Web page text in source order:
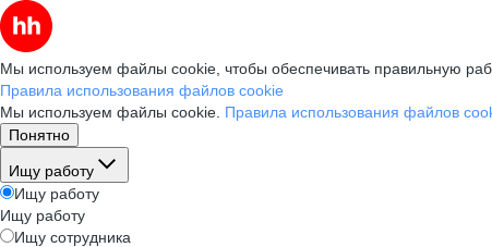
Мы используем файлы cookie, чтобы обеспечивать правильную
Правила использования файлов cookie
Мы используем файлы cookie. Правила использования файлов
Понятно
Ищу работу
Ищу работу
Ищу работу
Ищу сотрудника